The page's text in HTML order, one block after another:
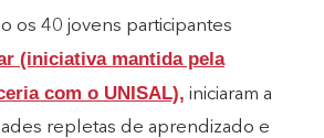
os 40 jovens participantes
(iniciativa mantida pela
com o UNISAL), iniciaram a
repletas de aprendizado e